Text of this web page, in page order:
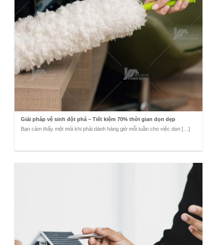
Giải pháp vệ sinh đột phá – Tiết kiệm 70% thời gian dọn dẹp
Bạn cảm thấy mệt mỏi khi phải dành hàng giờ mỗi tuần cho việc dọn […]